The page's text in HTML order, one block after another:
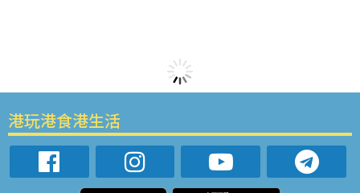
港玩港食港生活